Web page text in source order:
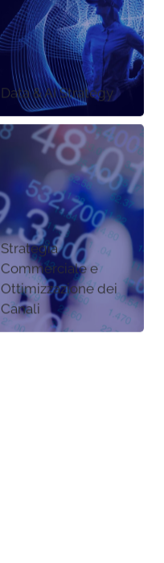
Data & AI Strategy
Strategia
Commerciale e
Ottimizzazione dei
Canali